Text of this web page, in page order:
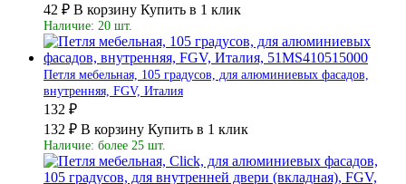
42 ₽ В корзину Купить в 1 клик
Наличие: 20 шт.
Петля мебельная, 105 градусов, для алюминиевых фасадов,
внутренняя, FGV, Италия
132 ₽
132 ₽ В корзину Купить в 1 клик
Наличие: более 25 шт.